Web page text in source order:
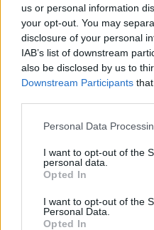
us or personal information
your opt-out. You may
disclosure of your personal
IAB’s list of downstream
also be disclosed by us to
Downstream Participants
Personal Data
I want to opt-out of the
personal data.
Opted In
I want to opt-out of the
Personal Data.
Opted In